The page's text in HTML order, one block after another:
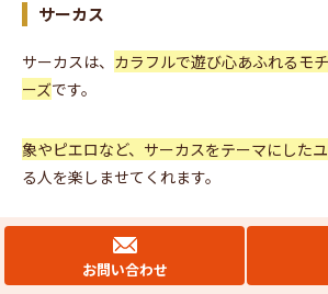
サーカス
サーカスは、 カラフルで遊び心あふれるモ
ーズです。
象やピエロなど、サーカスをテーマにした
る人を楽しませてくれます。
このように、デザインの面白さと限定感が
の間では高評価を得ています。
お問い合わせ